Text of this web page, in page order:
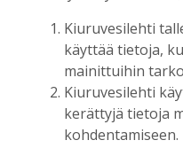
Salasana
Muista minut
Kiuruvesilehti
käyttää tietoja,
mainittuihin
Kiuruvesilehti
kerättyjä tietoja
kohdentamiseen.